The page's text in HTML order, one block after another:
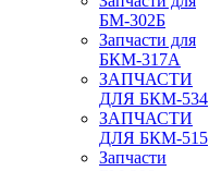
БМ-302Б
Запчасти для
БКМ-317А
ЗАПЧАСТИ
ДЛЯ БКМ-534
ЗАПЧАСТИ
ДЛЯ БКМ-515
Запчасти